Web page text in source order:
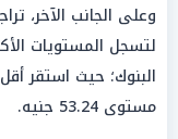
وعلى الجانب الآخر،
لتسجل المستويات
البنوك؛ حيث استقر
مستوى 53.24 جنيه.